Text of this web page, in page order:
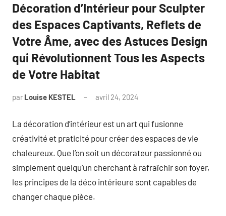
Décoration d’Intérieur pour Sculpter
des Espaces Captivants, Reflets de
Votre Âme, avec des Astuces Design
qui Révolutionnent Tous les Aspects
de Votre Habitat
par Louise KESTEL avril 24, 2024
La décoration d’intérieur est un art qui fusionne
créativité et praticité pour créer des espaces de vie
chaleureux. Que l’on soit un décorateur passionné ou
simplement quelqu’un cherchant à rafraîchir son foyer,
les principes de la déco intérieure sont capables de
changer chaque pièce.